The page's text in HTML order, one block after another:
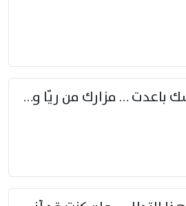
حننت إلى ريّا ونفسك باعدت … مزارك من ريّا وشعباكما معا